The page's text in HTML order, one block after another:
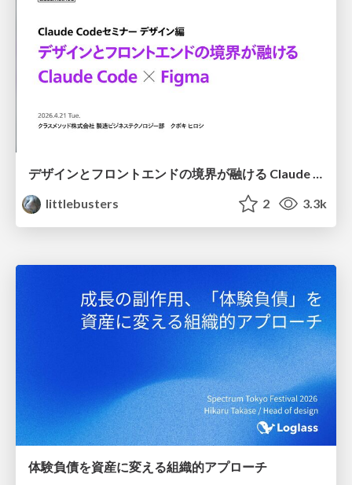
デザインとフロントエンドの境界が融ける Claude Code × Figma
littlebusters
2 3.3k
体験負債を資産に変える組織的アプローチ